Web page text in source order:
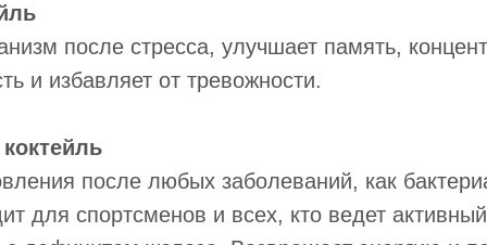
после стресса, улучшает память,
и избавляет от тревожности.
после любых заболеваний, как
для спортсменов и всех, кто ведет